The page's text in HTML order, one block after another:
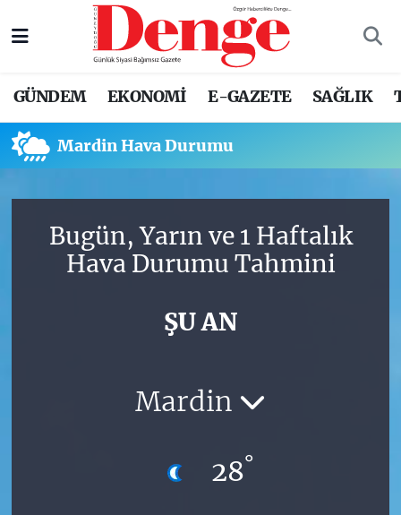
GÜNDEM EKONOMİ E-GAZETE SAĞLIK
Mardin Hava Durumu
Bugün, Yarın ve 1 Haftalık
Hava Durumu Tahmini
ŞU AN
Mardin
28°
Nöbetçi Eczaneler
Trafik Durumu
Süper Lig Puan Durumu ve Fikstür
Tüm Manşetler